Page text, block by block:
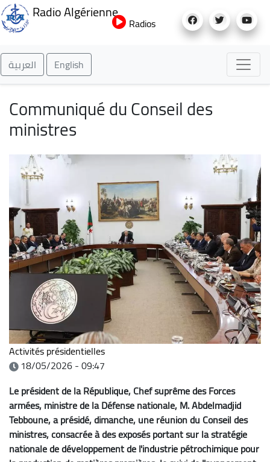
au
Radio Algérienne
Radios
العربية English
Communiqué du Conseil des
ministres
Activités présidentielles
18/05/2026 - 09:47
Le président de la République, Chef suprême des Forces
armées, ministre de la Défense nationale, M. Abdelmadjid
Tebboune, a présidé, dimanche, une réunion du Conseil des
ministres, consacrée à des exposés portant sur la stratégie
nationale de développement de l'industrie pétrochimique pour